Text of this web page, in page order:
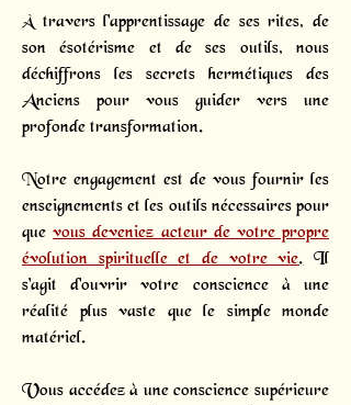
À travers l'apprentissage de ses rites, de
son ésotérisme et de ses outils, nous
déchiffrons les secrets hermétiques des
Anciens pour vous guider vers une
profonde transformation.
Notre engagement est de vous fournir les
enseignements et les outils nécessaires pour
quevous deveniez acteur de votre propre
évolution spirituelle et de votre vie.Il
s'agit d'ouvrir votre conscience à une
réalité plus vaste que le simple monde
matériel.
Vous accédez à une conscience supérieure